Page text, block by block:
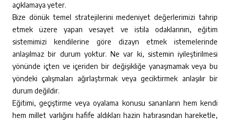
açıklamaya yeter.
Bize dönük temel stratejilerini medeniyet değerlerimizi tahrip
etmek üzere yapan vesayet ve istila odaklarının, eğitim
sistemimizi kendilerine göre dizayn etmek istemelerinde
anlaşılmaz bir durum yoktur. Ne var ki, sistemin iyileştirilmesi
yönünde içten ve içeriden bir değişikliğe yanaşmamak veya bu
yöndeki çalışmaları ağırlaştırmak veya geciktirmek anlaşılır bir
durum değildir.
Eğitimi, geçiştirme veya oyalama konusu sananların hem kendi
hem millet varlığını hafife aldıkları hazin hatırasından hareketle,